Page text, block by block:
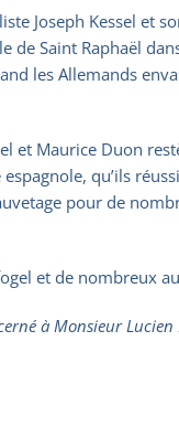
Joseph Kessel et
Saint Raphaël
les Allemands
et Maurice Duon
qu’ils
pour de
et de nombreux
à Monsieur